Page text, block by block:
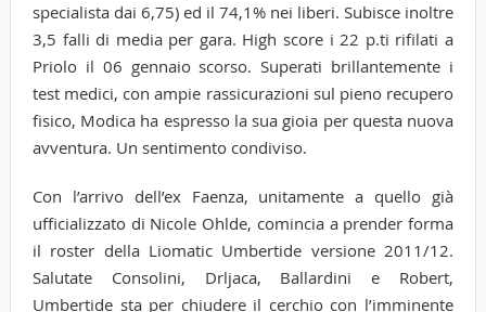
specialista dai 6,75) ed il 74,1% nei liberi. Subisce inoltre
3,5 falli di media per gara. High score i 22 p.ti rifilati a
Priolo il 06 gennaio scorso. Superati brillantemente i
test medici, con ampie rassicurazioni sul pieno recupero
fisico, Modica ha espresso la sua gioia per questa nuova
avventura. Un sentimento condiviso.
Con l’arrivo dell’ex Faenza, unitamente a quello già
ufficializzato di Nicole Ohlde, comincia a prender forma
il roster della Liomatic Umbertide versione 2011/12.
Salutate Consolini, Drljaca, Ballardini e Robert,
Umbertide sta per chiudere il cerchio con l’imminente